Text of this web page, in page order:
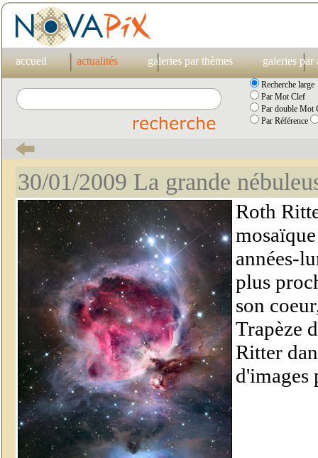
accueil actualités galeries par thèmes galeries par
Recherche large
Par Mot Clef
Par double Mot
Par Référence
30/01/2009 La grande
Roth
années-
plus
son
Trapèze
Ritter
d'images